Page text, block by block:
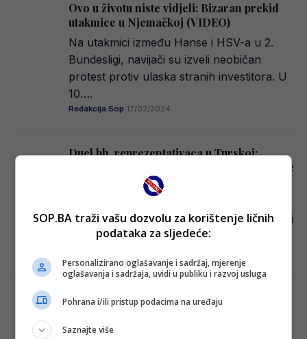
Ovo u životu niste vidjeli: Bizaran prekid
utakmice u Njemačkoj (VIDEO)
Na utakmici između Hanse i HSV-a u 2.
Bundesligi, navijači su izveli neobičan
protest protiv ulaska stranih investitora. U
10….
Redakcija Sop·17/02/2024
Duel bh. reprezentativaca u Turskoj:
Rizespor protiv Fenera, jedan Zmaj počinje
u okviru 26. kola turske Super lige. Poznati
su i početni sastavi, a dok u…
Pogledajte kako je otpjevana “Grbavica”
pred derbi Želje i Zrinjskog (VIDEO)
Na Grbavici je trenutno u toku derbi 19.
SOP.BA traži vašu dozvolu za korištenje ličnih
podataka za sljedeće:
Personalizirano oglašavanje i sadržaj, mjerenje
oglašavanja i sadržaja, uvidi u publiku i razvoj usluga
Pohrana i/ili pristup podacima na uređaju
Saznajte više